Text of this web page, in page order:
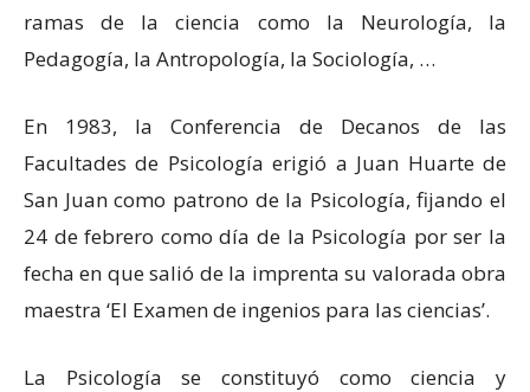
ramas de la ciencia como la Neurología, la
Pedagogía, la Antropología, la Sociología, …
En 1983, la Conferencia de Decanos de las
Facultades de Psicología erigió a Juan Huarte de
San Juan como patrono de la Psicología, fijando el
24 de febrero como día de la Psicología por ser la
fecha en que salió de la imprenta su valorada obra
maestra ‘El Examen de ingenios para las ciencias’.
La Psicología se constituyó como ciencia y